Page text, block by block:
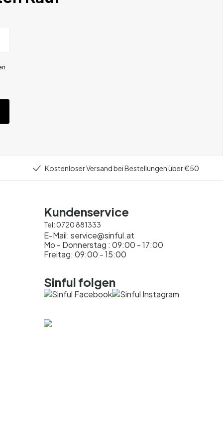
Kostenloser Versand bei Bestellungen über €50
Kundenservice
Tel:0720 881333
E-Mail: service@sinful.at
Mo - Donnerstag : 09:00 - 17:00
Freitag: 09:00 - 15:00
Sinful folgen